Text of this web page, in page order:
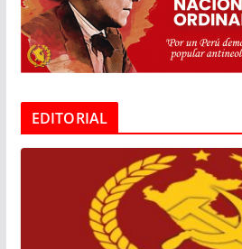
EDITORIAL